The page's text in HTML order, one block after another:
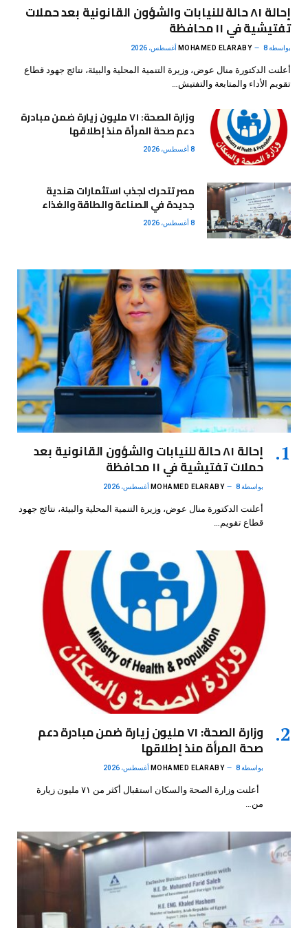
إحالة ٨١ حالة للنيابات والشؤون القانونية بعد حملات
تفتيشية في ١١ محافظة
بواسطة MOHAMED ELARABY 8 أغسطس، 2026
أعلنت الدكتورة منال عوض، وزيرة التنمية المحلية والبيئة، نتائج جهود قطاع
تقويم الأداء والمتابعة والتفتيش…
وزارة الصحة: ٧١ مليون زيارة ضمن مبادرة
دعم صحة المرأة منذ إطلاقها
8 أغسطس، 2026
مصر تتحرك لجذب استثمارات هندية
جديدة في الصناعة والطاقة والغذاء
8 أغسطس، 2026
إحالة ٨١ حالة للنيابات والشؤون القانونية بعد
حملات تفتيشية في ١١ محافظة
بواسطة MOHAMED ELARABY 8 أغسطس، 2026
أعلنت الدكتورة منال عوض، وزيرة التنمية المحلية والبيئة، نتائج جهود
قطاع تقويم…
وزارة الصحة: ٧١ مليون زيارة ضمن مبادرة دعم
صحة المرأة منذ إطلاقها
بواسطة MOHAMED ELARABY 8 أغسطس، 2026
أعلنت وزارة الصحة والسكان استقبال أكثر من ٧١ مليون زيارة
من…